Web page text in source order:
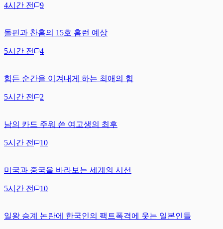
4시간 전 9
돌핀과 찬홈의 15호 홈런 예상
5시간 전 4
힘든 순간을 이겨내게 하는 최애의 힘
5시간 전 2
남의 카드 주워 쓴 여고생의 최후
5시간 전 10
미국과 중국을 바라보는 세계의 시선
5시간 전 10
일왕 승계 논란에 한국인의 팩트폭격에 웃는 일본인들